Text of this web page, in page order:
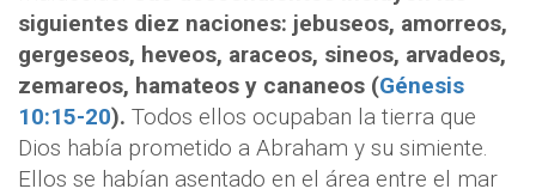
siguientes diez naciones: jebuseos, amorreos,
gergeseos, heveos, araceos, sineos, arvadeos,
zemareos, hamateos y cananeos (Génesis
10:15-20). Todos ellos ocupaban la tierra que
Dios había prometido a Abraham y su simiente.
Ellos se habían asentado en el área entre el mar